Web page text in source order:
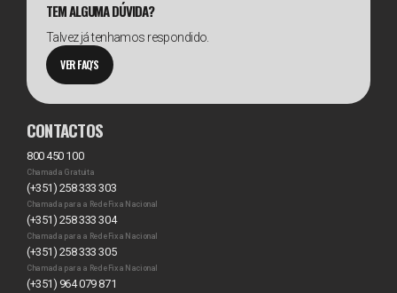
TEM ALGUMA DÚVIDA?
Talvez já tenhamos respondido.
VER FAQ'S
CONTACTOS
800 450 100
Chamada Gratuita
(+351) 258 333 303
Chamada para a Rede Fixa Nacional
(+351) 258 333 304
Chamada para a Rede Fixa Nacional
(+351) 258 333 305
Chamada para a Rede Fixa Nacional
(+351) 964 079 871